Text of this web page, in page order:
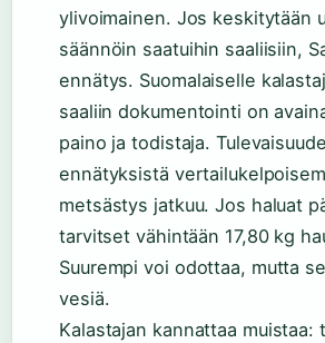
ylivoimainen. Jos keskitytään
säännöin saatuihin saaliisiin,
ennätys. Suomalaiselle
saaliin dokumentointi on
paino ja todistaja.
ennätyksistä
metsästys jatkuu. Jos haluat
tarvitset vähintään 17,80 kg
Suurempi voi odottaa, mutta
vesiä.
Kalastajan kannattaa